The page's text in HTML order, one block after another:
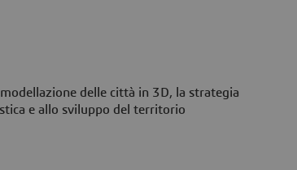
delle città in 3D, la strategia
e allo sviluppo del territorio